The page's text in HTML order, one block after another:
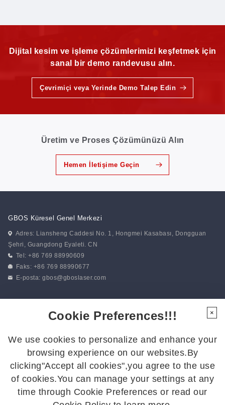
Dijital kesim ve işleme çözümlerimizi keşfetmek için
sanal bir demo randevusu alın.
Çevrimiçi veya Yerinde Demo Talep Edin
Üretim ve Proses Çözümünüzü Alın
Hemen İletişime Geçin
GBOS Küresel Genel Merkezi
Adres: Liansheng Caddesi No. 1, Hongmei Kasabası, Dongguan
Şehri, Guangdong Eyaleti. CN
Tel: +86 769 88990609
Faks: +86 769 88990677
E-posta:gbos@gboslaser.com
Haberlerimize abone olun
En son gelişmelerden haberdar olmak için bizi takip edin:
Cookie Preferences!!!
We use cookies to personalize and enhance your
browsing experience on our websites.By
clicking"Accept all cookies",you agree to the use
of cookies.You can manage your settings at any
time through Cookie Preferences or read our
×